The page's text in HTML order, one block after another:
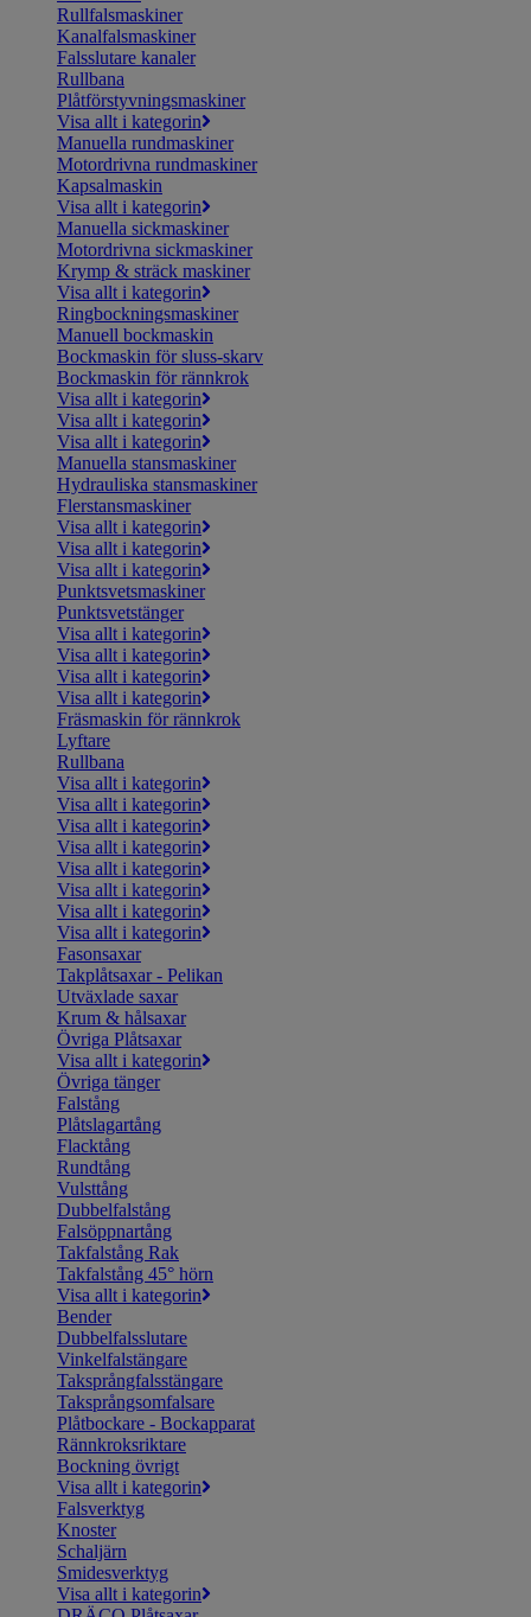
Rullfalsmaskiner
Kanalfalsmaskiner
Falsslutare kanaler
Rullbana
Plåtförstyvningsmaskiner
Visa allt i kategorin
Manuella rundmaskiner
Motordrivna rundmaskiner
Kapsalmaskin
Visa allt i kategorin
Manuella sickmaskiner
Motordrivna sickmaskiner
Krymp & sträck maskiner
Visa allt i kategorin
Ringbockningsmaskiner
Manuell bockmaskin
Bockmaskin för sluss-skarv
Bockmaskin för rännkrok
Visa allt i kategorin
Visa allt i kategorin
Visa allt i kategorin
Manuella stansmaskiner
Hydrauliska stansmaskiner
Flerstansmaskiner
Visa allt i kategorin
Visa allt i kategorin
Visa allt i kategorin
Punktsvetsmaskiner
Punktsvetstänger
Visa allt i kategorin
Visa allt i kategorin
Visa allt i kategorin
Visa allt i kategorin
Fräsmaskin för rännkrok
Lyftare
Rullbana
Visa allt i kategorin
Visa allt i kategorin
Visa allt i kategorin
Visa allt i kategorin
Visa allt i kategorin
Visa allt i kategorin
Visa allt i kategorin
Visa allt i kategorin
Fasonsaxar
Takplåtsaxar - Pelikan
Utväxlade saxar
Krum & hålsaxar
Övriga Plåtsaxar
Visa allt i kategorin
Övriga tänger
Falstång
Plåtslagartång
Flacktång
Rundtång
Vulsttång
Dubbelfalstång
Falsöppnartång
Takfalstång Rak
Takfalstång 45° hörn
Visa allt i kategorin
Bender
Dubbelfalsslutare
Vinkelfalstängare
Taksprångfalsstängare
Taksprångsomfalsare
Plåtbockare - Bockapparat
Rännkroksriktare
Bockning övrigt
Visa allt i kategorin
Falsverktyg
Knoster
Schaljärn
Smidesverktyg
Visa allt i kategorin